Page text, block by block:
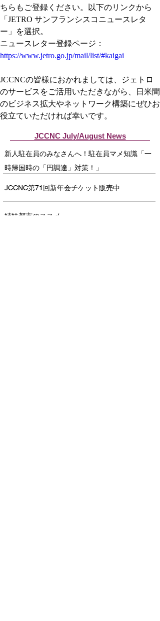
ちらもご登録ください。以下のリンクから
「JETRO サンフランシスコニュースレタ
ー」を選択。
ニュースレター登録ページ：
https://www.jetro.go.jp/mail/list/#kaigai
JCCNCの皆様におかれましては、ジェトロ
のサービスをご活用いただきながら、日米間
のビジネス拡大やネットワーク構築にぜひお
役立ていただければ幸いです。
JCCNC July/August News
新人駐在員のみなさんへ！駐在員マメ知識「一
時帰国時の「円調達」対策！」
JCCNC第71回新年会チケット販売中
姉妹都市のススメ